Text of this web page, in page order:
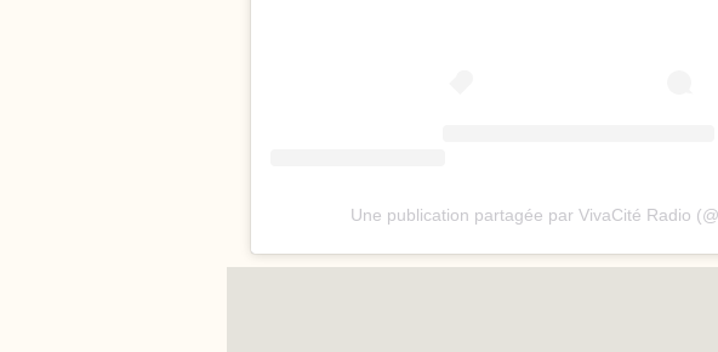
Une publication partagée par VivaCité Radio